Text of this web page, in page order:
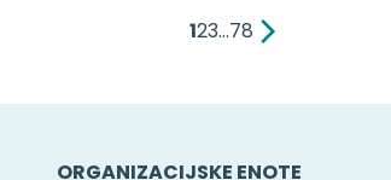
123…78
ORGANIZACIJSKE ENOTE